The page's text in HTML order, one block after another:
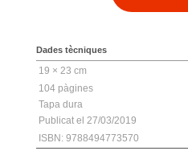
Dades tècniques
19 × 23 cm
104
Tapa dura
27/03/2019
ISBN: 9788494773570